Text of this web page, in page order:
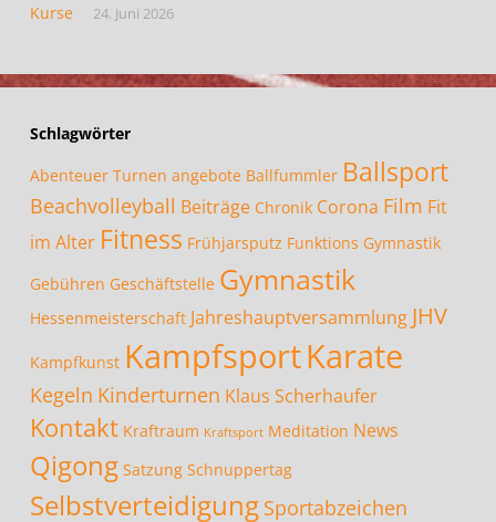
Kurse 24. Juni 2026
Schlagwörter
Abenteuer Turnen angebote Ballfummler Ballsport
Beachvolleyball Beiträge Chronik Corona Film Fit
im Alter Fitness Frühjarsputz Funktions Gymnastik
Gebühren Geschäftstelle Gymnastik
Hessenmeisterschaft Jahreshauptversammlung JHV
Kampfkunst KampfsportKarate
Kegeln Kinderturnen Klaus Scherhaufer
Kontakt Kraftraum Kraftsport Meditation News
Qigong Satzung Schnuppertag
Selbstverteidigung Sportabzeichen